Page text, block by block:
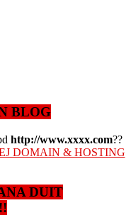
BLOG
http://www.xxxx.com??
DOMAIN & HOSTING
DUIT